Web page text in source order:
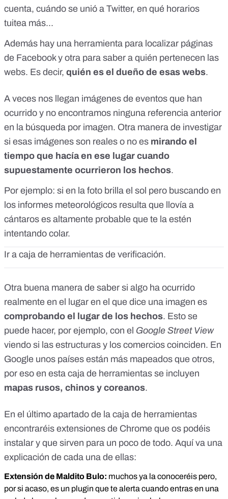
cuenta, cuándo se unió a Twitter, en qué horarios
tuitea más...
Además hay una herramienta para localizar páginas
de Facebook y otra para saber a quién pertenecen las
webs. Es decir, quién es el dueño de esas webs.
A veces nos llegan imágenes de eventos que han
ocurrido y no encontramos ninguna referencia anterior
en la búsqueda por imagen. Otra manera de investigar
si esas imágenes son reales o no es mirando el
tiempo que hacía en ese lugar cuando
supuestamente ocurrieron los hechos.
Por ejemplo: si en la foto brilla el sol pero buscando en
los informes meteorológicos resulta que llovía a
cántaros es altamente probable que te la estén
intentando colar.
Ir a caja de herramientas de verificación.
Otra buena manera de saber si algo ha ocurrido
realmente en el lugar en el que dice una imagen es
comprobando el lugar de los hechos. Esto se
puede hacer, por ejemplo, con el Google Street View
viendo si las estructuras y los comercios coinciden. En
Google unos países están más mapeados que otros,
por eso en esta caja de herramientas se incluyen
mapas rusos, chinos y coreanos.
En el último apartado de la caja de herramientas
encontraréis extensiones de Chrome que os podéis
instalar y que sirven para un poco de todo. Aquí va una
explicación de cada una de ellas:
Extensión de Maldito Bulo: muchos ya la conoceréis pero,
por si acaso, es un plugin que te alerta cuando entras en una